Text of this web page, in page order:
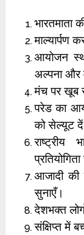
भारतमाता
माल्यार्पण
आयोजन
अल्पना और
मंच पर खूब
परेड का
को सेल्यूट
आजादी की
सुनाएँ।
देशभक्त
संक्षिप्त में